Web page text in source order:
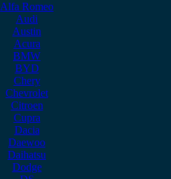
Alfa Romeo
Audi
Austin
Acura
BMW
BYD
Chery
Chevrolet
Citroen
Cupra
Dacia
Daewoo
Daihatsu
Dodge